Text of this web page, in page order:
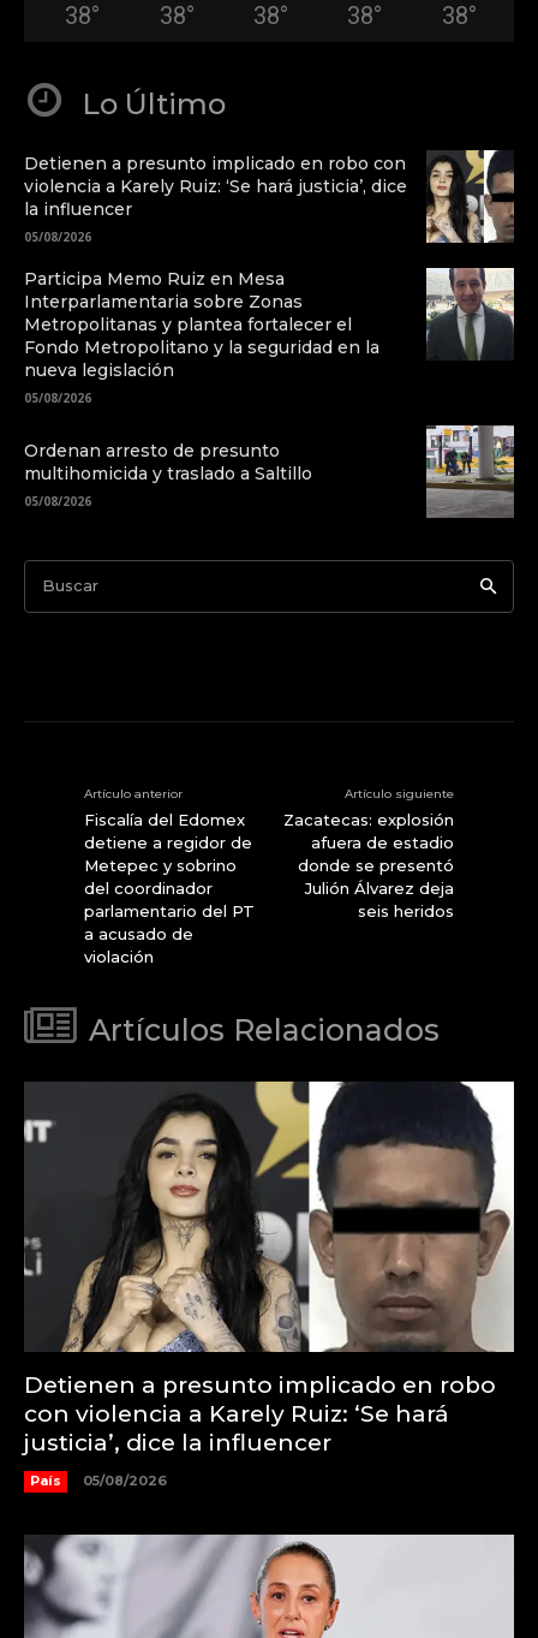
38° 38° 38° 38° 38°
Lo Último
Detienen a presunto implicado en robo con
violencia a Karely Ruiz: ‘Se hará justicia’, dice
la influencer
05/08/2026
Participa Memo Ruiz en Mesa
Interparlamentaria sobre Zonas
Metropolitanas y plantea fortalecer el
Fondo Metropolitano y la seguridad en la
nueva legislación
05/08/2026
Ordenan arresto de presunto
multihomicida y traslado a Saltillo
05/08/2026
Buscar
Artículo anterior
Fiscalía del Edomex
detiene a regidor de
Metepec y sobrino
del coordinador
parlamentario del PT
a acusado de
violación
Artículo siguiente
Zacatecas: explosión
afuera de estadio
donde se presentó
Julión Álvarez deja
seis heridos
Artículos Relacionados
Detienen a presunto implicado en robo
con violencia a Karely Ruiz: ‘Se hará
justicia’, dice la influencer
País 05/08/2026